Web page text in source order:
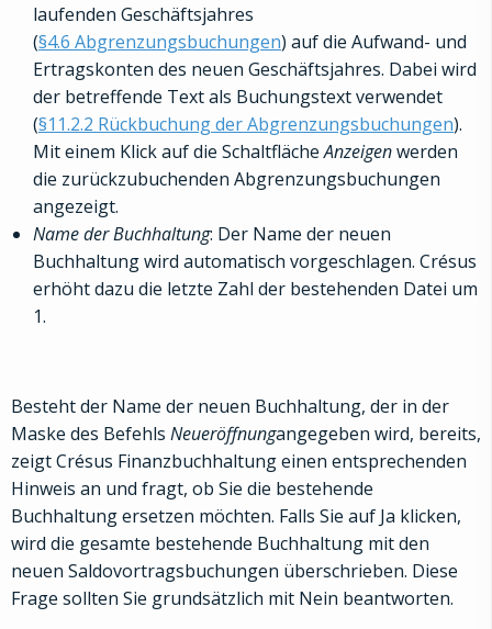
laufenden Geschäftsjahres
(§4.6 Abgrenzungsbuchungen) auf die Aufwand- und
Ertragskonten des neuen Geschäftsjahres. Dabei wird
der betreffende Text als Buchungstext verwendet
(§11.2.2 Rückbuchung der Abgrenzungsbuchungen).
Mit einem Klick auf die SchaltflächeAnzeigenwerden
die zurückzubuchenden Abgrenzungsbuchungen
angezeigt.
Name der Buchhaltung: Der Name der neuen
Buchhaltung wird automatisch vorgeschlagen. Crésus
erhöht dazu die letzte Zahl der bestehenden Datei um
1.
Besteht der Name der neuen Buchhaltung, der in der
Maske des Befehls Neueröffnungangegeben wird, bereits,
zeigt Crésus Finanzbuchhaltung einen entsprechenden
Hinweis an und fragt, ob Sie die bestehende
Buchhaltung ersetzen möchten. Falls Sie auf Ja klicken,
wird die gesamte bestehende Buchhaltung mit den
neuen Saldovortragsbuchungen überschrieben. Diese
Frage sollten Sie grundsätzlich mit Nein beantworten.